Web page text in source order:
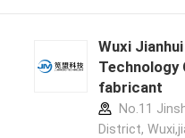
Wuxi
Technology
fabricant
No.11
District,